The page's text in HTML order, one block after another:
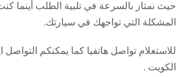
حيث نمتاز بالسرعة في تلبية الطلب أينما
المشكلة التي تواجهك في سيارتك.
للاستعلام تواصل هاتفيا كما يمكنكم
الكويت .